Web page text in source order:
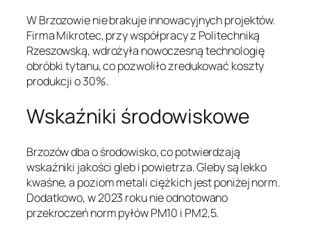
W Brzozowie nie brakuje innowacyjnych projektów.
Firma Mikrotec, przy współpracy z Politechniką
Rzeszowską, wdrożyła nowoczesną technologię
obróbki tytanu, co pozwoliło zredukować koszty
produkcji o 30%.
Wskaźniki środowiskowe
Brzozów dba o środowisko, co potwierdzają
wskaźniki jakości gleb i powietrza. Gleby są lekko
kwaśne, a poziom metali ciężkich jest poniżej norm.
Dodatkowo, w 2023 roku nie odnotowano
przekroczeń norm pyłów PM10 i PM2,5.